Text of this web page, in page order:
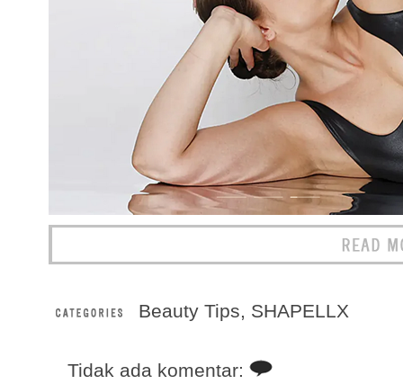
Beauty Tips, SHAPELLX
Tidak ada komentar: